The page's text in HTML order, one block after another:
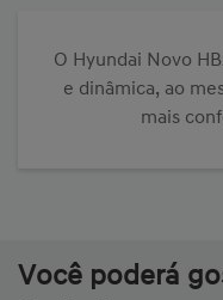
O Hyundai Novo
e dinâmica, ao
mais
Você poderá